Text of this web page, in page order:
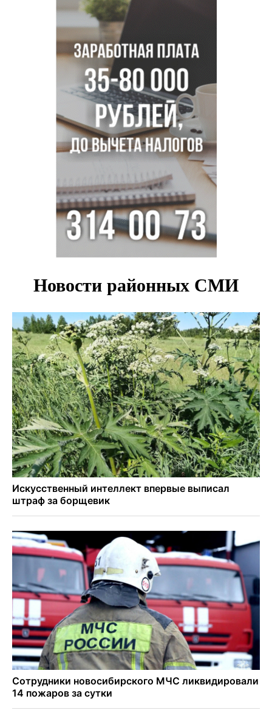
Международной олимпиаде по ИИ
Остановку электричек о.п. Радуга Сибири начали строить
в Новосибирске
Транспортная прокуратура проверит S7 после инцидента
в аэропорту Норильска